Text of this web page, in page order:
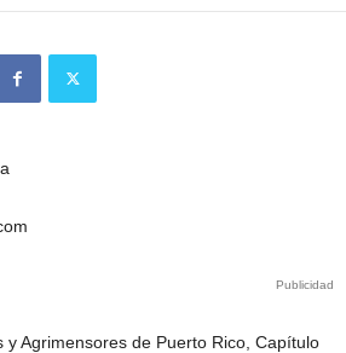
Publicidad
y Agrimensores de Puerto Rico, Capítulo